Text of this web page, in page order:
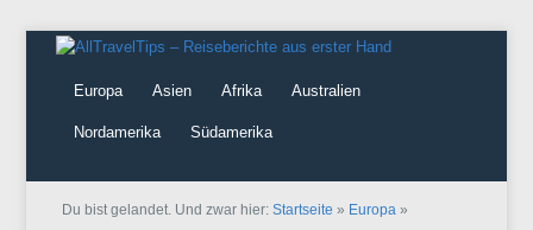
Europa Asien Afrika Australien
Nordamerika Südamerika
Du bist gelandet. Und zwar hier:Startseite » Europa »